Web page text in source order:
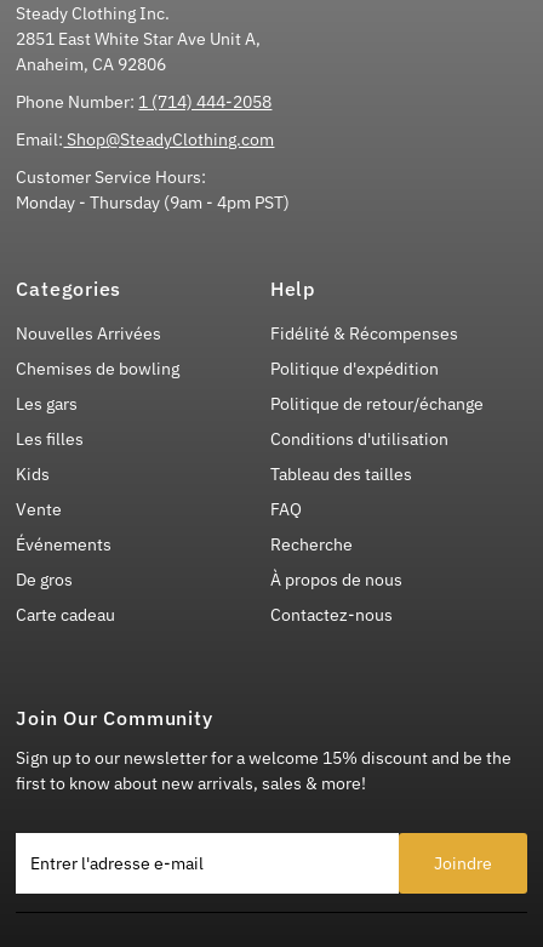
Steady Clothing Inc.
2851 East White Star Ave Unit A,
Anaheim, CA 92806
Phone Number: 1 (714) 444-2058
Email: Shop@SteadyClothing.com
Customer Service Hours:
Monday - Thursday (9am - 4pm PST)
Categories
Nouvelles Arrivées
Chemises de bowling
Les gars
Les filles
Kids
Vente
Événements
De gros
Carte cadeau
Help
Fidélité & Récompenses
Politique d'expédition
Politique de retour/échange
Conditions d'utilisation
Tableau des tailles
FAQ
Recherche
À propos de nous
Contactez-nous
Join Our Community
Sign up to our newsletter for a welcome 15% discount and be the
first to know about new arrivals, sales & more!